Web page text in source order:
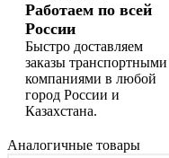
Работаем по всей
России
Быстро доставляем
заказы транспортными
компаниями в любой
город России и
Казахстана.
Аналогичные товары